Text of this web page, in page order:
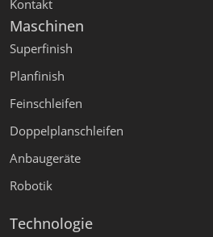
Kontakt
Maschinen
Superfinish
Planfinish
Feinschleifen
Doppelplanschleifen
Anbaugeräte
Robotik
Technologie